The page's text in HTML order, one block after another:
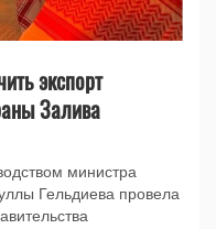
экспорт
Залива
министра
Гельдиева провела